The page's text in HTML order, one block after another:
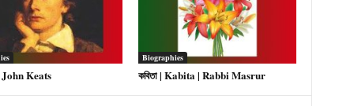
John Keats
Biographies
কবিতা | Kabita | Rabbi Masrur